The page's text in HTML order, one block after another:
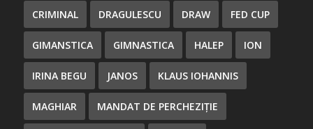
CRIMINAL DRAGULESCU DRAW FED CUP
GIMANSTICA GIMNASTICA HALEP ION
IRINA BEGU JANOS KLAUS IOHANNIS
MAGHIAR MANDAT DE PERCHEZIȚIE